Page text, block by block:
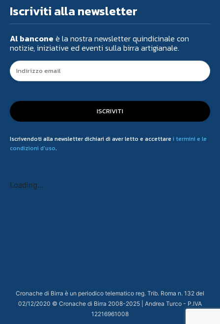
Iscriviti alla newsletter
Al bancone è la nostra newsletter quindicinale con
notizie, iniziative ed eventi sulla birra artigianale.
ISCRIVITI
Iscrivendoti alla newsletter dichiari di aver letto e accettare i termini e le
condizioni d'uso.
Loading...
Cronache di Birra è un periodico telematico reg. Trib. Roma n. 132 del
02/12/2020 © Cronache di Birra 2008-2025 | Andrea Turco - P.IVA
12216961008